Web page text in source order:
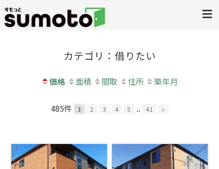
カテゴリ：借りたい
価格 面積 間取 住所 築年月
485件 1 2 3 4 5 .. 41 »